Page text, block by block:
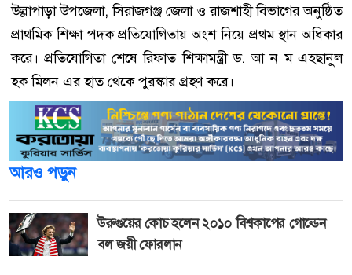
উল্লাপাড়া উপজেলা, সিরাজগঞ্জ জেলা ও রাজশাহী বিভাগের অনুষ্ঠিত
প্রাথমিক শিক্ষা পদক প্রতিযোগিতায় অংশ নিয়ে প্রথম স্থান অধিকার
করে। প্রতিযোগিতা শেষে রিফাত শিক্ষামন্ত্রী ড. আ ন ম এহছানুল
হক মিলন এর হাত থেকে পুরস্কার গ্রহণ করে।
আরও পড়ুন
উরুগুয়ের কোচ হলেন ২০১০ বিশ্বকাপের গোল্ডেন
বল জয়ী ফোরলান